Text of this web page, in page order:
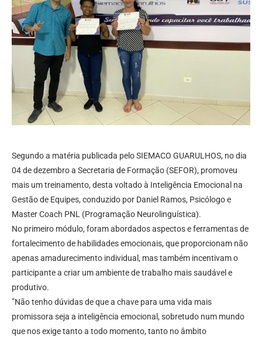
Segundo a matéria publicada pelo SIEMACO GUARULHOS, no dia
04 de dezembro a Secretaria de Formação (SEFOR), promoveu
mais um treinamento, desta voltado à Inteligência Emocional na
Gestão de Equipes, conduzido por Daniel Ramos, Psicólogo e
Master Coach PNL (Programação Neurolinguística).
No primeiro módulo, foram abordados aspectos e ferramentas de
fortalecimento de habilidades emocionais, que proporcionam não
apenas amadurecimento individual, mas também incentivam o
participante a criar um ambiente de trabalho mais saudável e
produtivo.
”Não tenho dúvidas de que a chave para uma vida mais
promissora seja a inteligência emocional, sobretudo num mundo
que nos exige tanto a todo momento, tanto no âmbito